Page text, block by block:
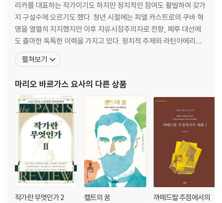
리카를 대표하는 작가이기도 하지만 정치적인 참여도 활발하여 갖가
지 구설수에 오르기도 했다. 청년 시절에는 피델 카스트로의 쿠바 혁
명을 열렬히 지지했지만 이후 자유시장주의자로 전향, 페루 대선에
도 출마한 독특한 이력을 가지고 있다. 정치적 주제와 라틴아메리카
의 복잡한 역사, 그리고 개인의 은밀한 성적 욕망을 두루 다루는 작품
들을 발표해왔다. 1936년 페루 아레키파에서 태어난 그는 2세 때 외
부설학교에서 소년 시절을 보냈다. 1952년 레온시도
펼쳐보기
마리오 바르가스 요사의 다른 상품
작가란 무엇인가 2 켈트의 꿈
까떼드랄 주점에서의